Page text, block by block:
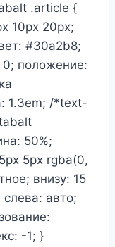
.article {
10px 20px;
#30a2b8;
положение:
1.3em; /*text-
50%;
5px rgba(0,
внизу: 15
слева: авто;
-1; }